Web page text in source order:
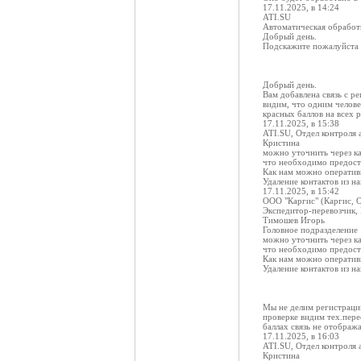
17.11.2025, в 14:24
ATI.SU
Автоматическая
Добрый день.
Подскажите пожалуйста
Добрый день.
Вам добавлена связь с
видим, что одним
красных баллов на всех
17.11.2025, в 15:38
ATI.SU, Отдел контроля
Кристина
можно уточнить через
что необходимо
Как нам можно
Удаление контактов из
17.11.2025, в 15:42
ООО "Каргис" (Каргис,
Экспедитор-
Тимошев Игорь
Головное подразделение
можно уточнить через
что необходимо
Как нам можно
Удаление контактов из
Мы не делим
проверке видим
баллах связь не
17.11.2025, в 16:03
ATI.SU, Отдел контроля
Кристина